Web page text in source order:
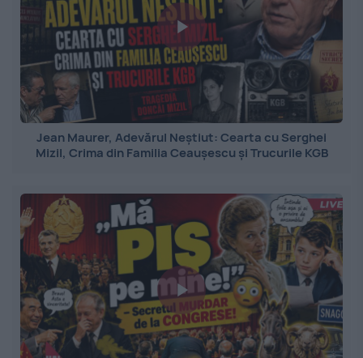
Jean Maurer, Adevărul Neștiut: Cearta cu Serghei
Mizil, Crima din Familia Ceaușescu și Trucurile KGB